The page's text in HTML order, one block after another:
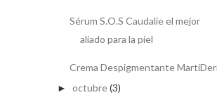
Sérum S.O.S Caudalie el mejor
aliado para la piel
Crema Despigmentante
► octubre(3)